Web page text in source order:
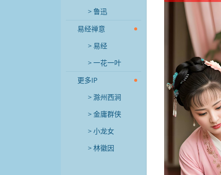
鲁迅
易经禅意
易经
一花一叶
更多IP
滁州西涧
金庸群侠
小龙女
林徽因